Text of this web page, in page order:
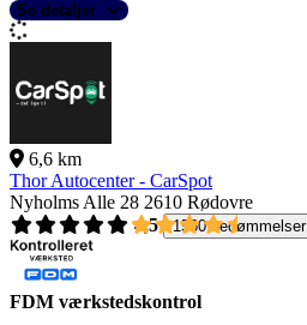
Se detaljer
6,6 km
Thor Autocenter - CarSpot
Nyholms Alle 28 2610 Rødovre
4,5
1560 bedømmelser
FDM værkstedskontrol